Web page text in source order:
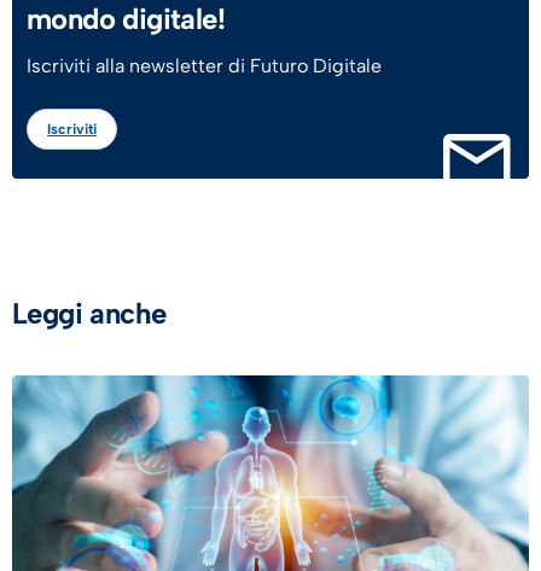
mondo digitale!
Iscriviti alla newsletter di Futuro Digitale
Iscriviti
Leggi anche